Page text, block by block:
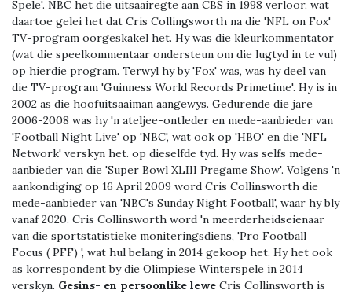
Spele'. NBC het die uitsaairegte aan CBS in 1998 verloor, wat
daartoe gelei het dat Cris Collingsworth na die 'NFL on Fox'
TV-program oorgeskakel het. Hy was die kleurkommentator
(wat die speelkommentaar ondersteun om die lugtyd in te vul)
op hierdie program. Terwyl hy by 'Fox' was, was hy deel van
die TV-program 'Guinness World Records Primetime'. Hy is in
2002 as die hoofuitsaaiman aangewys. Gedurende die jare
2006-2008 was hy 'n ateljee-ontleder en mede-aanbieder van
'Football Night Live' op 'NBC', wat ook op 'HBO' en die 'NFL
Network' verskyn het. op dieselfde tyd. Hy was selfs mede-
aanbieder van die 'Super Bowl XLIII Pregame Show'. Volgens 'n
aankondiging op 16 April 2009 word Cris Collinsworth die
mede-aanbieder van 'NBC's Sunday Night Football', waar hy bly
vanaf 2020. Cris Collinsworth word 'n meerderheidseienaar
van die sportstatistieke moniteringsdiens, 'Pro Football
Focus ( PFF) ', wat hul belang in 2014 gekoop het. Hy het ook
as korrespondent by die Olimpiese Winterspele in 2014
verskyn. Gesins- en persoonlike lewe Cris Collinsworth is